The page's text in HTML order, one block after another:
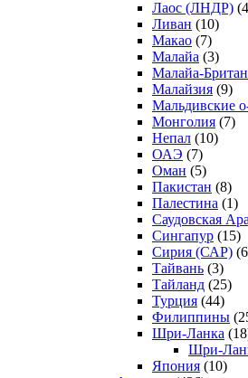
Лаос (ЛНДР)
Ливан (10)
Макао (7)
Малайа (3)
Малайа-
Малайзия (9)
Мальдивские
Монголия (7)
Непал (10)
ОАЭ (7)
Оман (5)
Пакистан (8)
Палестина (1)
Саудовская
Сингапур (15)
Сирия (САР)
Тайвань (3)
Тайланд (25)
Турция (44)
Филиппины
Шри-Ланка
Шри-
Япония (10)